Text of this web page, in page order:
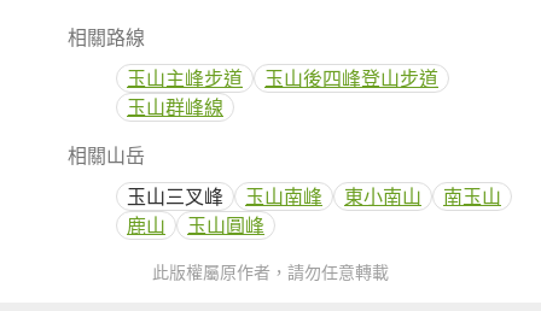
相關路線
玉山主峰步道
玉山後四峰登山步道
玉山群峰線
相關山岳
玉山三叉峰
玉山南峰 東小南山
南玉山
鹿山
玉山圓峰
此版權屬原作者，請勿任意轉載